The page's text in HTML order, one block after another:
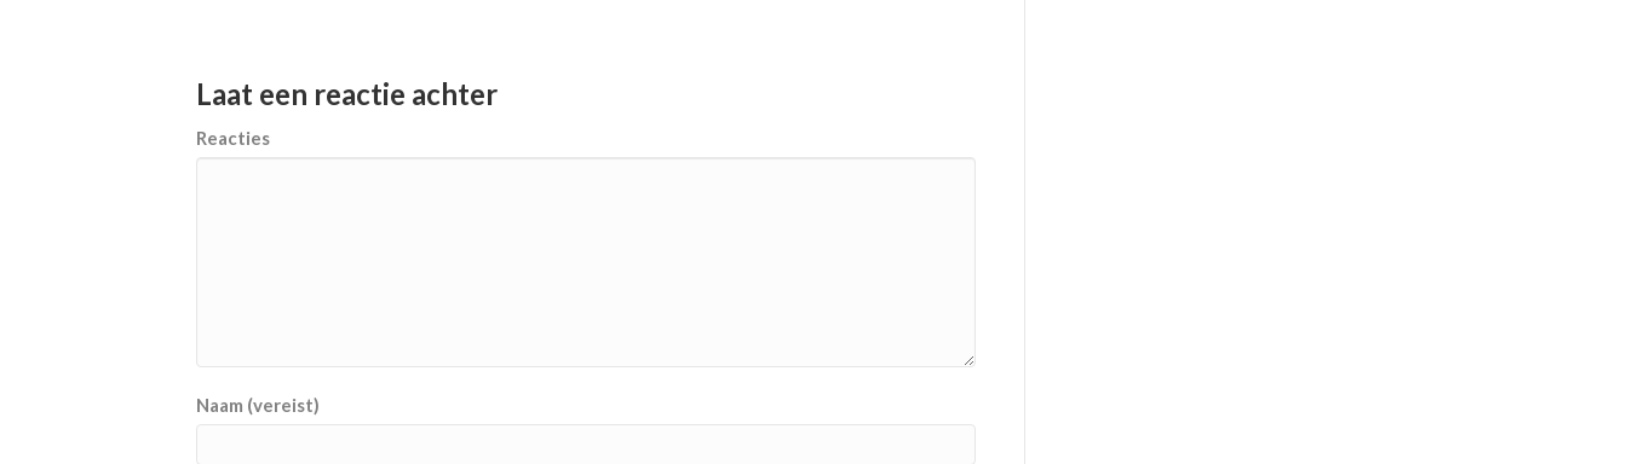
Laat een reactie achter
Reacties
Naam (vereist)